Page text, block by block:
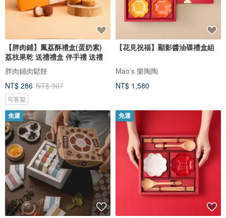
【胖肉鋪】鳳荔酥禮盒(蛋奶素)
荔枝果乾 送禮禮盒 伴手禮 送禮
胖肉鋪肉鬆餅
NT$ 286 NT$ 307
可客製
【花見祝福】顯影醬油碟禮盒組
Mao’s 樂陶陶
NT$ 1,580
免運 免運